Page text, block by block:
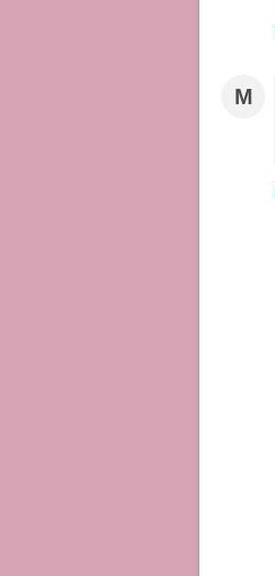
M